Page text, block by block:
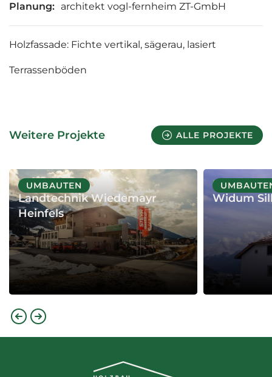
Planung: architekt vogl-fernheim ZT-GmbH
Holzfassade: Fichte vertikal, sägerau, lasiert
Terrassenböden
Weitere Projekte ALLE PROJEKTE
PROJEKT
Landtechnik Wiedemayr
Heinfels
UMBAUTEN PROJEKT
Widum